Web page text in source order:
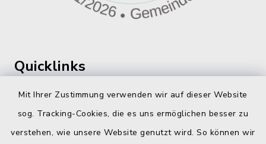
Mit Ihrer Zustimmung verwenden wir auf dieser Website
sog. Tracking-Cookies, die es uns ermöglichen besser zu
verstehen, wie unsere Website genutzt wird. So können wir
Quicklinks
360 ° Panorama
Fahrplanauskunft